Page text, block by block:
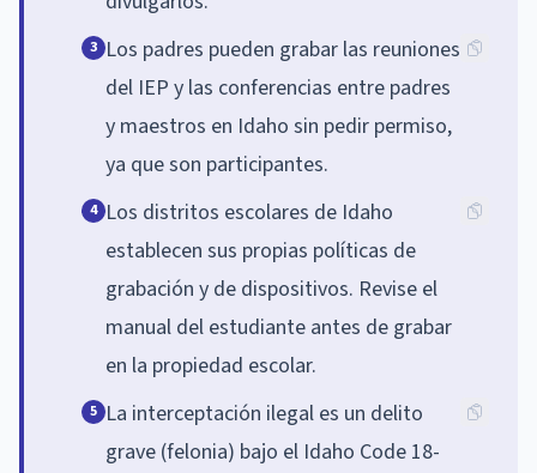
3 Los padres pueden grabar las reuniones
del IEP y las conferencias entre padres
y maestros en Idaho sin pedir permiso,
ya que son participantes.
4 Los distritos escolares de Idaho
establecen sus propias políticas de
grabación y de dispositivos. Revise el
manual del estudiante antes de grabar
en la propiedad escolar.
5 La interceptación ilegal es un delito
grave (felonia) bajo el Idaho Code 18-